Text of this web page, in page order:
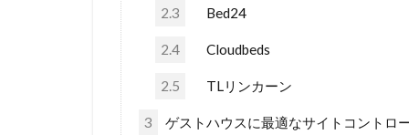
2.3 Bed24
2.4 Cloudbeds
2.5 TLリンカーン
3 ゲストハウスに最適なサイトコントロ